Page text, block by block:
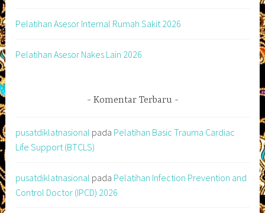
Pelatihan Asesor Internal Rumah Sakit 2026
Pelatihan Asesor Nakes Lain 2026
Komentar Terbaru
pusatdiklatnasional pada Pelatihan Basic Trauma Cardiac
Life Support (BTCLS)
pusatdiklatnasional pada Pelatihan Infection Prevention and
Control Doctor (IPCD) 2026